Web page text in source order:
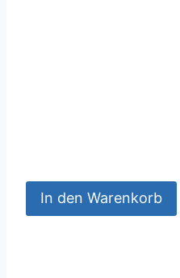
In den Warenkorb